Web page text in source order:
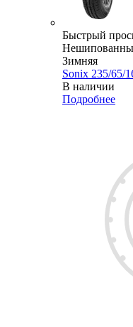
Быстрый
Зимняя
Sonix 235/65/
В наличии
Подробнее